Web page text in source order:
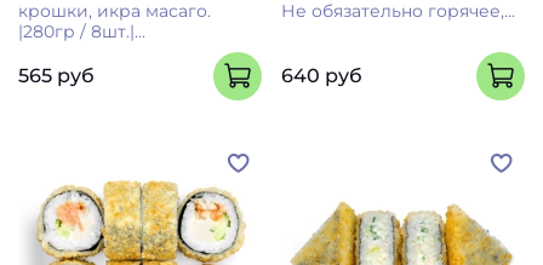
крошки, икра масаго.
|280гр / 8шт.|...
565 руб
Не обязательно горячее,...
640 руб